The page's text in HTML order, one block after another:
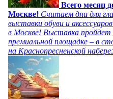
Всего месяц
Москве! Считаем дни для
выставки обуви и
в Москве! Выставка пройдет
премиальной площадке – в
на Краснопресненской